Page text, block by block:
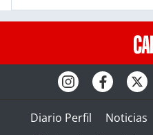
Diario Perfil Noticias